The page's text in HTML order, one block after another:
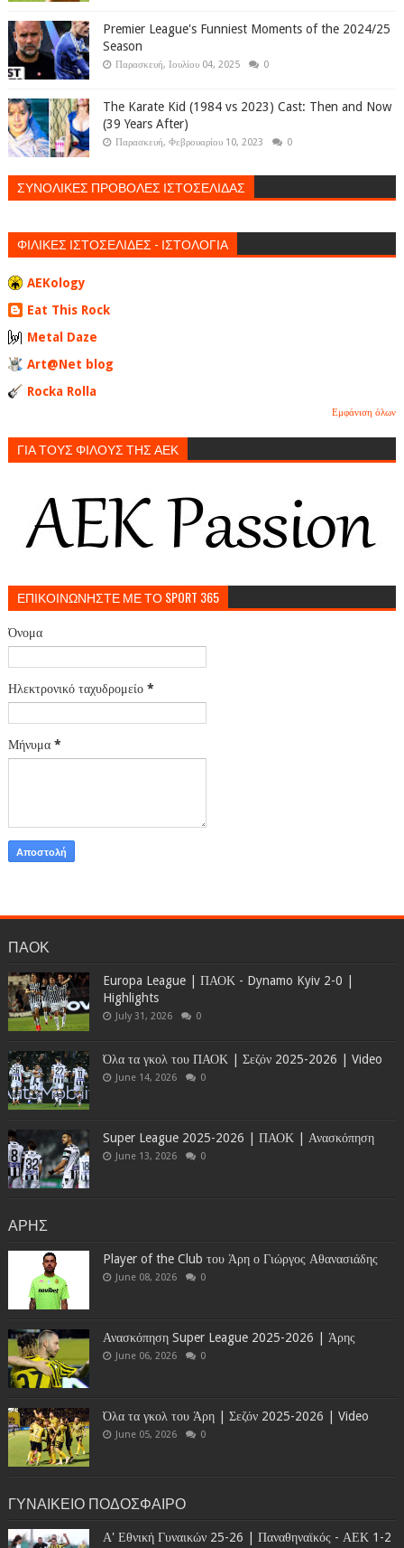
Premier League's Funniest Moments of the 2024/25
Season
Παρασκευή, Ιουλίου 04, 2025 0
The Karate Kid (1984 vs 2023) Cast: Then and Now
(39 Years After)
Παρασκευή, Φεβρουαρίου 10, 2023 0
ΣΥΝΟΛΙΚΕΣ ΠΡΟΒΟΛΕΣ ΙΣΤΟΣΕΛΙΔΑΣ
ΦΙΛΙΚΕΣ ΙΣΤΟΣΕΛΙΔΕΣ - ΙΣΤΟΛΟΓΙΑ
AEKology
Eat This Rock
Metal Daze
Art@Net blog
Rocka Rolla
Εμφάνιση όλων
ΓΙΑ ΤΟΥΣ ΦΙΛΟΥΣ ΤΗΣ ΑΕΚ
ΕΠΙΚΟΙΝΩΝΗΣΤΕ ΜΕ ΤΟ SPORT 365
Όνομα
Ηλεκτρονικό ταχυδρομείο *
Μήνυμα *
ΠΑΟΚ
Europa League | ΠΑΟΚ - Dynamo Kyiv 2-0 |
Highlights
July 31, 2026 0
Όλα τα γκολ του ΠΑΟΚ | Σεζόν 2025-2026 | Video
June 14, 2026 0
Super League 2025-2026 | ΠΑΟΚ | Ανασκόπηση
June 13, 2026 0
ΑΡΗΣ
Player of the Club του Άρη ο Γιώργος Αθανασιάδης
June 08, 2026 0
Ανασκόπηση Super League 2025-2026 | Άρης
June 06, 2026 0
Όλα τα γκολ του Άρη | Σεζόν 2025-2026 | Video
June 05, 2026 0
ΓΥΝΑΙΚΕΙΟ ΠΟΔΟΣΦΑΙΡΟ
Α' Εθνική Γυναικών 25-26 | Παναθηναϊκός - ΑΕΚ 1-2